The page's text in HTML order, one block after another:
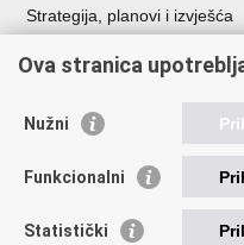
Strategija, planovi i izvješća
Korisne poveznice
Vlada RH
ASOO
Ova stranica
Nužni
Funkcionalni
Statistički